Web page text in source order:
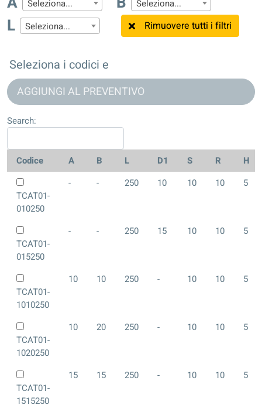
Seleziona... Seleziona...
L Seleziona... Rimuovere tutti i filtri
Seleziona i codici e
AGGIUNGI AL PREVENTIVO
Search:
Codice A B L D1 S R H
TCAT01-
010250
- - 250 10 10 10 5
TCAT01-
015250
- - 250 15 10 10 5
TCAT01-
1010250
10 10 250 - 10 10 5
TCAT01-
1020250
10 20 250 - 10 10 5
TCAT01-
1515250
15 15 250 - 10 10 5